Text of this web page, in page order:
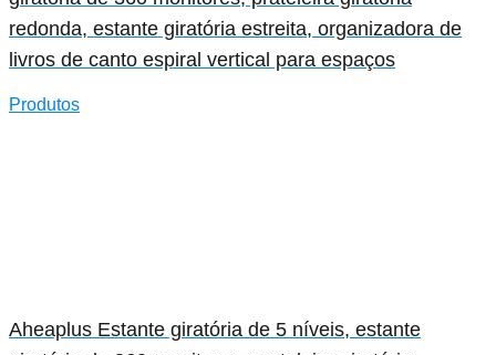
redonda, estante giratória estreita, organizadora de
livros de canto espiral vertical para espaços
Produtos
Aheaplus Estante giratória de 5 níveis, estante